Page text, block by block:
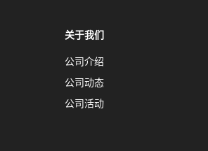
关于我们
公司介绍
公司动态
公司活动